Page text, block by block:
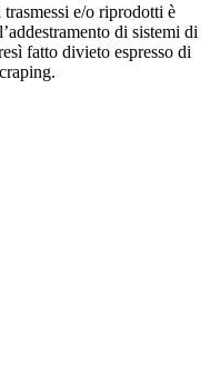
e/o riprodotti è
di sistemi di
fatto divieto espresso di